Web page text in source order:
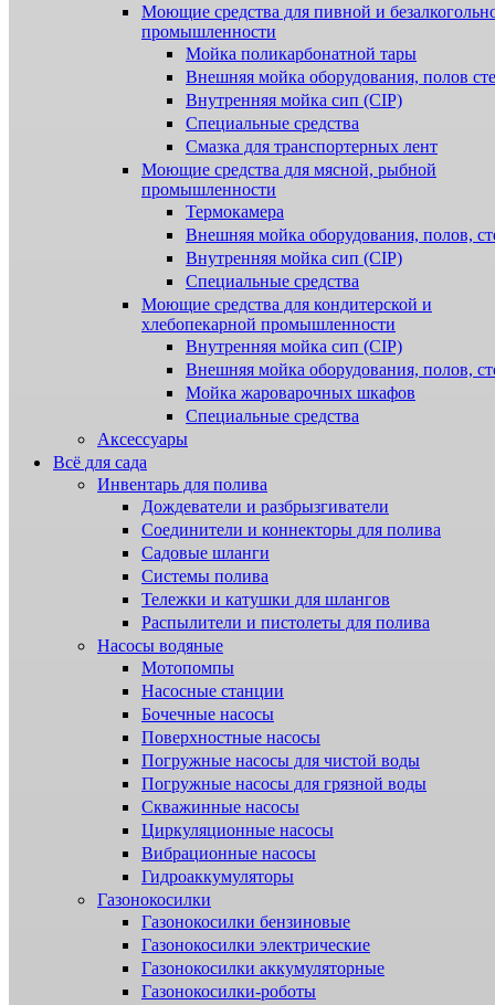
Моющие средства для пивной и
промышленности
Мойка поликарбонатной тары
Внешняя мойка оборудования, полов
Внутренняя мойка сип (CIP)
Специальные средства
Смазка для транспортерных лент
Моющие средства для мясной, рыбной
промышленности
Термокамера
Внешняя мойка оборудования, полов,
Внутренняя мойка сип (CIP)
Специальные средства
Моющие средства для кондитерской и
хлебопекарной промышленности
Внутренняя мойка сип (CIP)
Внешняя мойка оборудования, полов,
Мойка жароварочных шкафов
Специальные средства
Аксессуары
Всё для сада
Инвентарь для полива
Дождеватели и разбрызгиватели
Соединители и коннекторы для полива
Садовые шланги
Системы полива
Тележки и катушки для шлангов
Распылители и пистолеты для полива
Насосы водяные
Мотопомпы
Насосные станции
Бочечные насосы
Поверхностные насосы
Погружные насосы для чистой воды
Погружные насосы для грязной воды
Скважинные насосы
Циркуляционные насосы
Вибрационные насосы
Гидроаккумуляторы
Газонокосилки
Газонокосилки бензиновые
Газонокосилки электрические
Газонокосилки аккумуляторные
Газонокосилки-роботы